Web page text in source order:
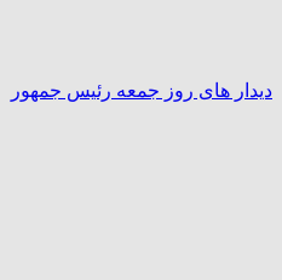
دیدار های روز جمعه رئیس جمهور